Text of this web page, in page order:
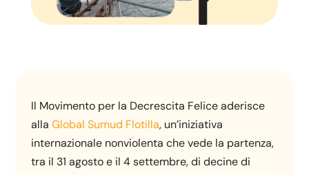
Il Movimento per la Decrescita Felice aderisce
allaGlobal Sumud Flotilla, un’iniziativa
internazionale nonviolenta che vede la partenza,
tra il 31 agosto e il 4 settembre, di decine di